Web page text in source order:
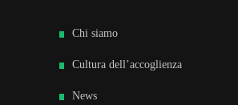
Chi siamo
Cultura dell’accoglienza
News